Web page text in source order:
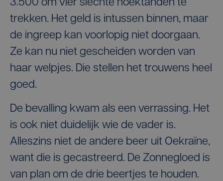
3.500 om vier slechte hoektanden te
trekken. Het geld is intussen binnen, maar
de ingreep kan voorlopig niet doorgaan.
Ze kan nu niet gescheiden worden van
haar welpjes. Die stellen het trouwens heel
goed.
De bevalling kwam als een verrassing. Het
is ook niet duidelijk wie de vader is.
Alleszins niet de andere beer uit Oekraïne,
want die is gecastreerd. De Zonnegloed is
van plan om de drie beertjes te houden.